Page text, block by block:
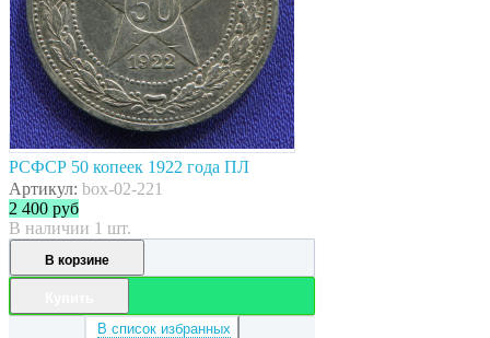
РСФСР 50 копеек 1922 года ПЛ
Артикул: box-02-221
2 400 руб
В наличии 1 шт.
В корзине
В список избранных